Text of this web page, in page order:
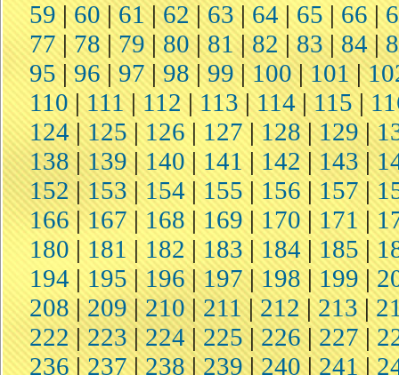
59 | 60|61|62|63| 64| 65 |66 |
77| 78|79|80|81|82|83 |84|
95|96|97|98 |99|100|101|
110 |111| 112 | 113| 114| 115|
124|125|126 | 127 |128|129|
138|139|140 | 141 | 142|143|
152|153|154 |155 |156 |157|
166|167 | 168 | 169 | 170 |171 |
180 | 181 | 182 | 183 | 184 |185|
194 | 195 |196|197|198|199 |
208|209|210|211|212|213|
222|223|224|225|226|227|
236|237|238|239|240|241|